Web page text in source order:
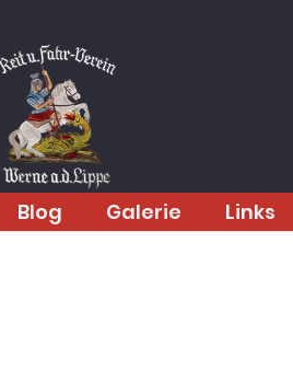
Blog Galerie Links